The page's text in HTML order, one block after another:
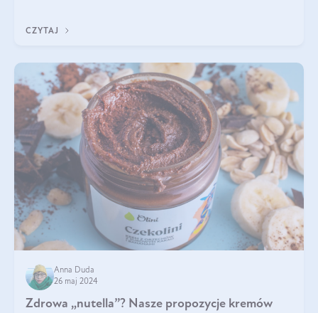
CZYTAJ
Anna Duda
26 maj 2024
Zdrowa „nutella”? Nasze propozycje kremów